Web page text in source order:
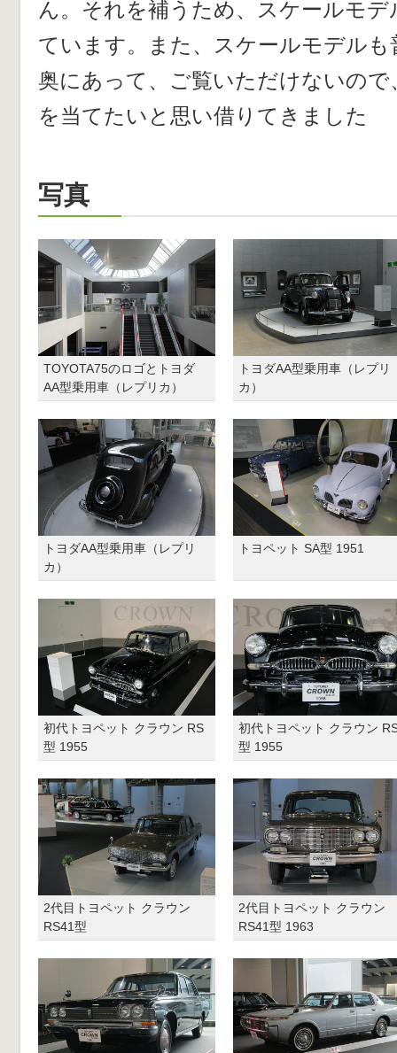
ん。それを補うため、スケールモ
ています。また、スケールモデル
奥にあって、ご覧いただけないので
を当てたいと思い借りてきました
写真
TOYOTA75のロゴとトヨダ
AA型乗用車（レプリカ）
トヨダAA型乗用車（レプリ
カ）
トヨダAA型乗用車（レプリ
カ）
トヨペット SA型 1951
初代トヨペット クラウン RS
型 1955
初代トヨペット クラウン
型 1955
2代目トヨペット クラウン
RS41型
2代目トヨペット クラウン
RS41型 1963